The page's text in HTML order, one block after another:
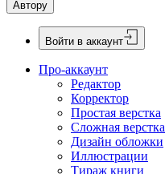
Автору
Войти в аккаунт
Про-аккаунт
Редактор
Корректор
Простая верстка
Сложная верстка
Дизайн обложки
Иллюстрации
Тираж книги